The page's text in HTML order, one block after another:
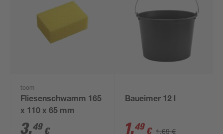
toom
Fliesenschwamm 165
x 110 x 65 mm
3,49 €
Baueimer 12 l
1,49 € 1,69 €